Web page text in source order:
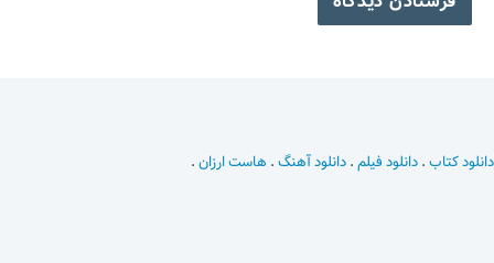
دانلود کتاب.دانلود فیلم.دانلود آهنگ. هاست ارزان.